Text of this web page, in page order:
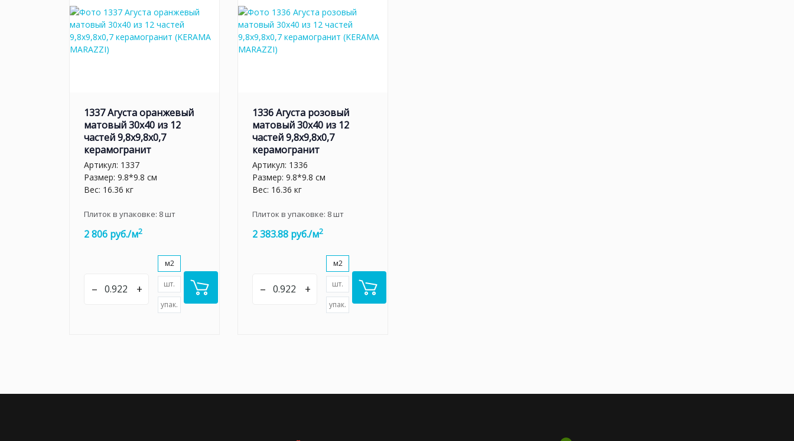
1337 Агуста оранжевый
матовый 30x40 из 12
частей 9,8x9,8x0,7
керамогранит
Артикул: 1337
Размер: 9.8*9.8 см
Вес: 16.36 кг
Плиток в упаковке: 8шт
2 806 руб./м2
– +
м2
шт.
упак.
1336 Агуста розовый
матовый 30x40 из 12
частей 9,8x9,8x0,7
керамогранит
Артикул: 1336
Размер: 9.8*9.8 см
Вес: 16.36 кг
Плиток в упаковке: 8шт
2 383.88 руб./м2
– +
м2
шт.
упак.